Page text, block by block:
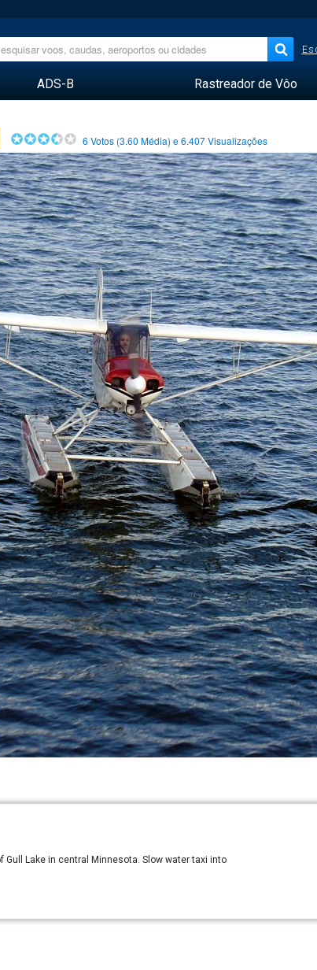
ADS-B Rastreador de Vôo
6 Votos (3.60 Média) e6.407Visualizações
Gull Lake in central Minnesota. Slow water taxi into